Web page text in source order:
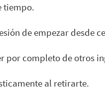
tiempo.
de empezar desde
por completo de otros
al retirarte.